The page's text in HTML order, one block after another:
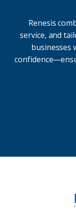
Renesis
service, and
businesses